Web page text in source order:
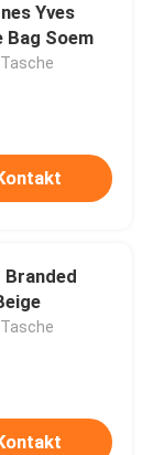
Yves
Bag Soem
Branded